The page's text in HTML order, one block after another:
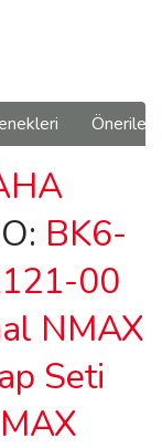
BK6-
00
NMAX
Seti